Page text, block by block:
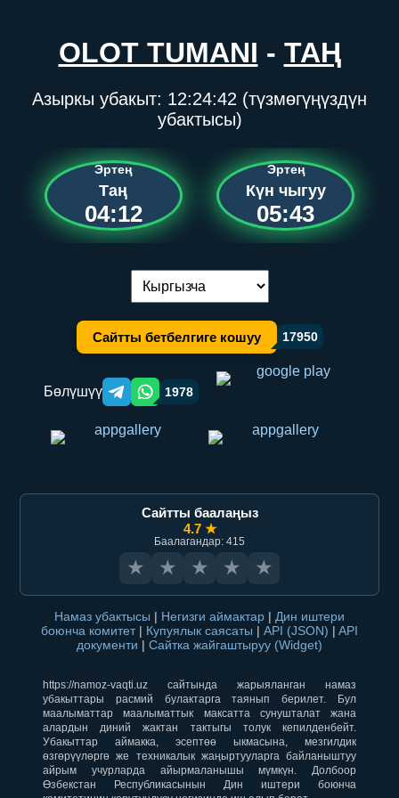
OLOT TUMANI - ТАҢ
Азыркы убакыт: 12:24:42 (түзмөгүңүздүн
убактысы)
Эртең
Таң
04:12
Эртең
Күн чыгуу
05:43
Тилди алмаштыруу:
Сайтты бетбелгиге кошуу 17950
Бөлүшүү Telegram orqali ulashish
WhatsApp orqali ulashish
1978
Сайтты баалаңыз
4.7 ★
Баалагандар: 415
★ ★ ★ ★ ★
Намаз убактысы | Негизги аймактар | Дин иштери
боюнча комитет | Купуялык саясаты | API (JSON) | API
документи | Сайтка жайгаштыруу (Widget)
https://namoz-vaqti.uz сайтында жарыяланган намаз
убакыттары расмий булактарга таянып берилет. Бул
маалыматтар маалыматтык максатта сунушталат жана
алардын диний жактан тактыгы толук кепилденбейт.
Убакыттар аймакка, эсептөө ыкмасына, мезгилдик
өзгөрүүлөргө же техникалык жаңыртууларга байланыштуу
айрым учурларда айырмаланышы мүмкүн. Долбоор
Өзбекстан Республикасынын Дин иштери боюнча